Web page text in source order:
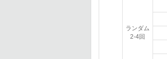
ランダム
2-4回